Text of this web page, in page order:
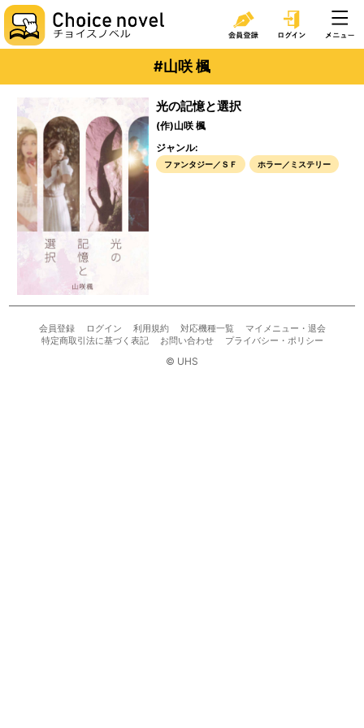
#山咲 楓
光の記憶と選択
(作)山咲 楓
ジャンル:
ファンタジー／ＳＦ ホラー／ミステリー
会員登録 ログイン 利用規約 対応機種一覧
マイメニュー・退会
特定商取引法に基づく表記
お問い合わせ プライバシー・ポリシー
© UHS